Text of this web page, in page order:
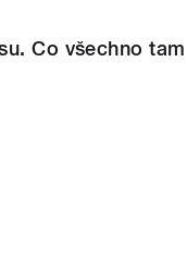
Co všechno tam